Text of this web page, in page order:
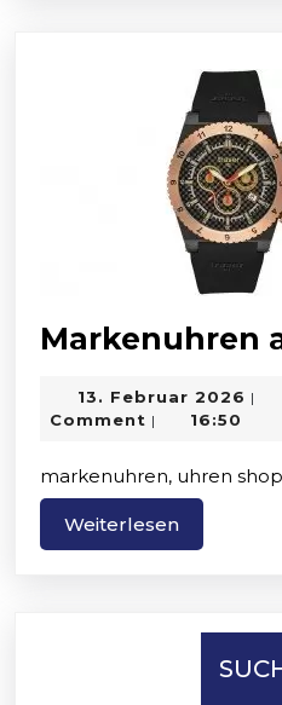
Markenuhren
13. Februar 2026 13.
|
Comment | 16:50
markenuhren, uhren
WeiterlesenWeiterlesen